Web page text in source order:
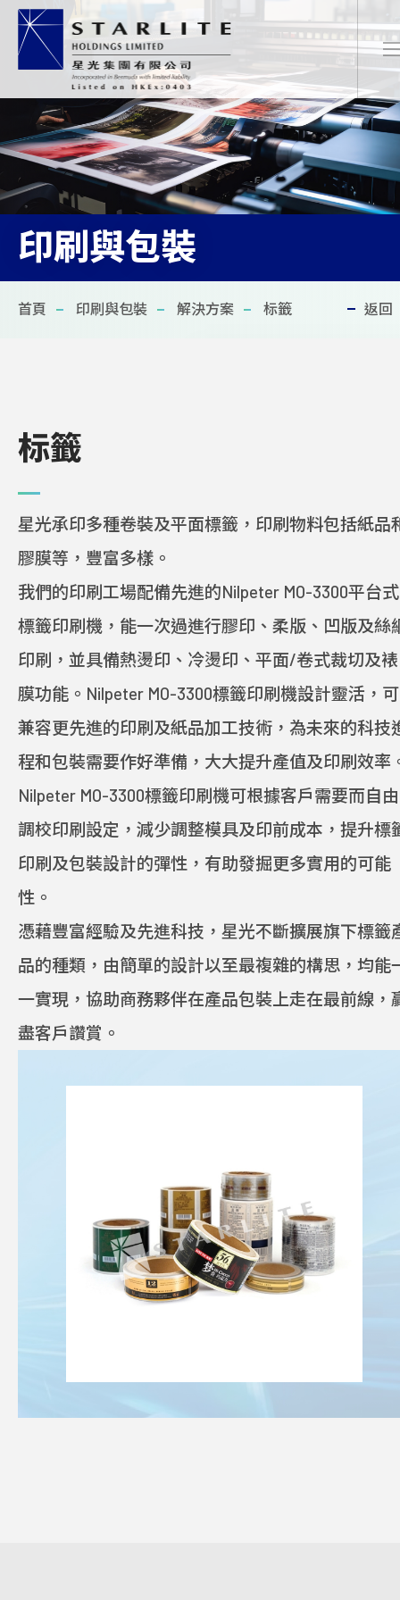
印刷與包裝
首頁 印刷與包裝 解決方案 标籤 返回
标籤
星光承印多種卷裝及平面標籤，印刷物料包括紙品
膠膜等，豐富多樣。
我們的印刷工場配備先進的Nilpeter MO-3300平台式
標籤印刷機，能一次過進行膠印、柔版、凹版及絲
印刷，並具備熱燙印、冷燙印、平面/卷式裁切及裱
膜功能。Nilpeter MO-3300標籤印刷機設計靈活，可
兼容更先進的印刷及紙品加工技術，為未來的科技
程和包裝需要作好準備，大大提升產值及印刷效率
Nilpeter MO-3300標籤印刷機可根據客戶需要而自由
調校印刷設定，減少調整模具及印前成本，提升標
印刷及包裝設計的彈性，有助發掘更多實用的可能
性。
憑藉豐富經驗及先進科技，星光不斷擴展旗下標籤
品的種類，由簡單的設計以至最複雜的構思，均能
一實現，協助商務夥伴在產品包裝上走在最前線，
盡客戶讚賞。
EN 繁 简
首頁
解決方案
設計方案
色彩管理
行業資訊
投資者
星光關懷
使用條款